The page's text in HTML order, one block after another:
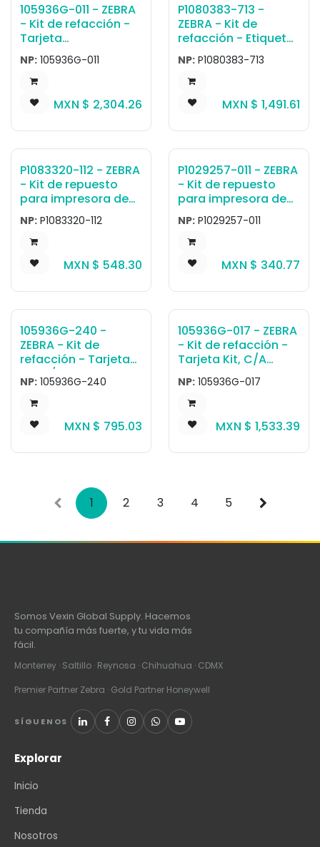
105936G-011 - ZEBRA
- Kit de refacción -
Tarjeta
KIT,ASSY,Cabezal de
Impresión LIFT
MOTOR
NP: 105936G-011
MXN $ 2,304.26
P1080383-713 -
ZEBRA - Kit de
refacción - Etiqueta
Kit, Inner Lid without
Cabezal de
Impresión for White
Colored Models,
ZD220D, ZD230D,
NP: P1080383-713
MXN $ 1,491.61
P1083320-112 - ZEBRA
- Kit de repuesto
para impresora de
Etiqueta Kit Cabezal
de Impresión
Mounting Screw
(Qty of 5) ZT600
Series, ZT510, Xi4
NP: P1083320-112
MXN $ 548.30
P1029257-011 - ZEBRA
- Kit de repuesto
para impresora de
Kiosko KIT SPRINGS
Cabezal de
Impresión TTP21X0
(6)
NP: P1029257-011
MXN $ 340.77
105936G-240 -
ZEBRA - Kit de
refacción - Tarjeta
Kit, C/A,Cabezal de
Impresión Power (2)
600 DPI ZXP9
NP: 105936G-240
MXN $ 795.03
105936G-017 - ZEBRA
- Kit de refacción -
Tarjeta Kit, C/A
Cabezal de
Impresión Data 300
DPI
NP: 105936G-017
MXN $ 1,533.39
1 2 3 4 5
Somos Vexin Global Supply. Hacemos
tu compañía más fuerte, y tu vida más
fácil.
Monterrey · Saltillo · Reynosa · Chihuahua · CDMX
Premier Partner Zebra · Gold Partner Honeywell
SÍGUENOS
Explorar
Inicio
Tienda
Nosotros